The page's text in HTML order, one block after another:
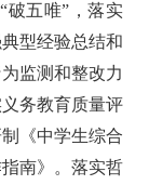
破五唯”，落实
型经验总结和
监测和整改力
务教育质量评
《中学生综合
南》。落实哲